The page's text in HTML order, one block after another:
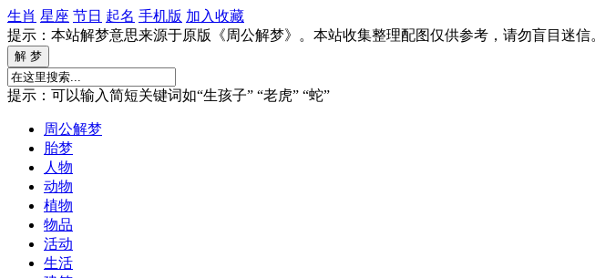
生肖 星座 节日 起名 手机版 加入收藏
提示：本站解梦意思来源于原版《周公解梦》。本站收集整理配图仅供参考，请勿盲目迷信
提示：可以输入简短关键词如“生孩子” “老虎” “蛇”
周公解梦
胎梦
人物
动物
植物
物品
活动
生活